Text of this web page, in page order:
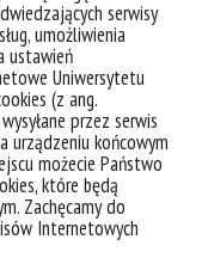
serwisy
umożliwienia
ustawień
Uniwersytetu
(z ang.
przez serwis
urządzeniu końcowym
możecie Państwo
które będą
Zachęcamy do
Internetowych